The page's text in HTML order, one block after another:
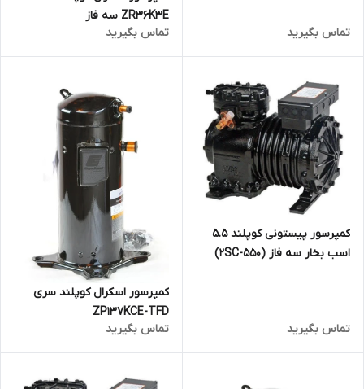
تماس بگیرید
ZR36K3E سه فاز
تماس بگیرید
کمپرسور پیستونی کوپلند 5.5
اسب بخار سه فاز (2SC-550)
تماس بگیرید
کمپرسور اسکرال کوپلند سری
ZP137KCE-TFD
تماس بگیرید